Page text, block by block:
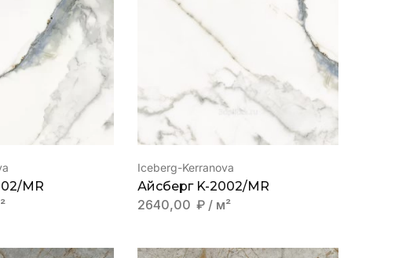
MR
Iceberg-Kerranova
Айсберг K-2002/MR
2640,00 ₽ / м²